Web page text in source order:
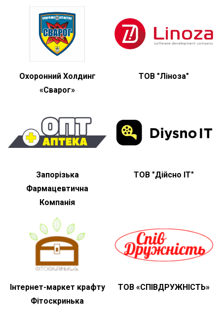
Охоронний Холдинг
«Сварог»
ТОВ "Ліноза"
Запорізька
Фармацевтична
Компанія
ТОВ "Дійсно IT"
Інтернет-маркет крафту
Фітоскринька
ТОВ «СПІВДРУЖНІСТЬ»